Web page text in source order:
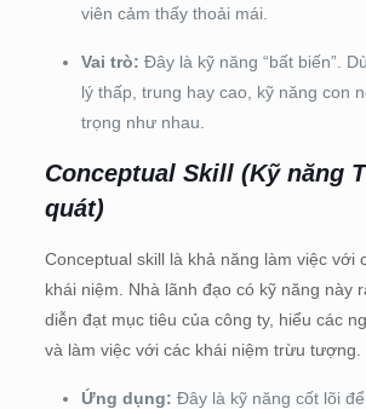
viên cảm thấy thoải mái.
Vai trò: Đây là kỹ năng “bất biến”.
lý thấp, trung hay cao, kỹ năng con
trọng như nhau
Conceptual Skill (Kỹ năng
quát)
Conceptual skill là khả năng làm việc với
khái niệm. Nhà lãnh đạo có kỹ năng này
diễn đạt mục tiêu của công ty, hiểu các
và làm việc với các khái niệm trừu tượng
Ứng dụng: Đây là kỹ năng cốt lõi